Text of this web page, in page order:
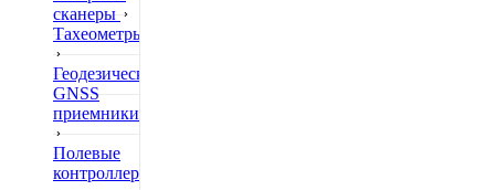
сканеры
Тахеометры
Геодезические
GNSS
приемники
Полевые
контроллеры